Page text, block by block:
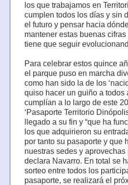
los que trabajamos en
cumplen todos los días y sin
el futuro y pensar hacia
mantener estas buenas
tiene que seguir
Para celebrar estos quince
el parque puso en marcha
como han sido la de los
quiso hacer un guiño a
cumplían a lo largo de este
‘Pasaporte Territorio
llegado a su fin y “que ha
los que adquirieron su
por tanto su pasaporte y que
nuestras sedes y
declara Navarro. En total se
sorteo entre todos los
pasaporte, se realizará el